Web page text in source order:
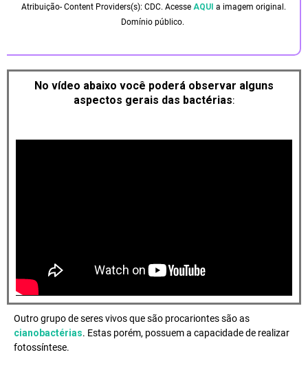
Atribuição- Content Providers(s): CDC. Acesse AQUI a imagem original.
Domínio público.
No vídeo abaixo você poderá observar alguns
aspectos gerais das bactérias:
Outro grupo de seres vivos que são procariontes são as
cianobactérias. Estas porém, possuem a capacidade de realizar
fotossíntese.